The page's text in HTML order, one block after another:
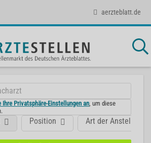
aerzteblatt.de
Ihre Privatsphäre-Einstellungen an , um diese
Position Art der Anstellung